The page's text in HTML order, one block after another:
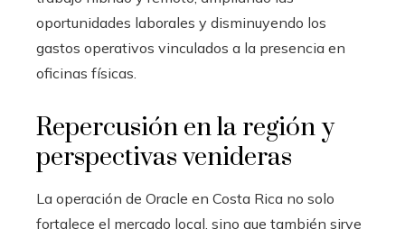
oportunidades laborales y disminuyendo los
gastos operativos vinculados a la presencia en
oficinas físicas.
Repercusión en la región y
perspectivas venideras
La operación de Oracle en Costa Rica no solo
fortalece el mercado local, sino que también sirve